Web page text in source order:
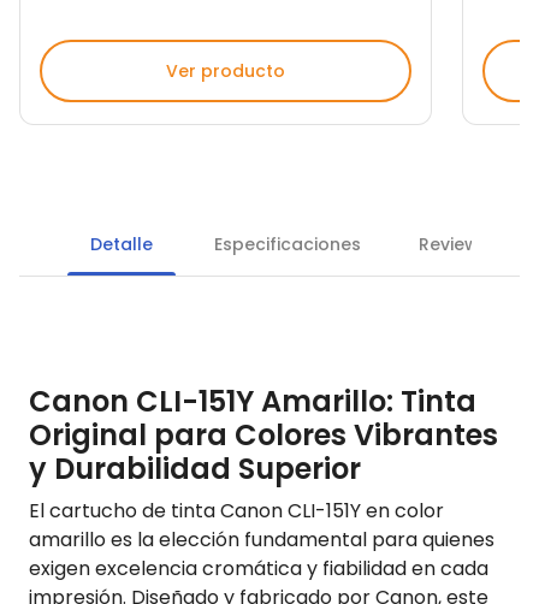
Ver producto
Detalle Especificaciones Reviews
Canon CLI-151Y Amarillo: Tinta
Original para Colores Vibrantes
y Durabilidad Superior
El cartucho de tinta Canon CLI-151Y en color
amarillo es la elección fundamental para quienes
exigen excelencia cromática y fiabilidad en cada
impresión. Diseñado y fabricado por Canon, este